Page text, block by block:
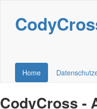
Home
CodyCross -